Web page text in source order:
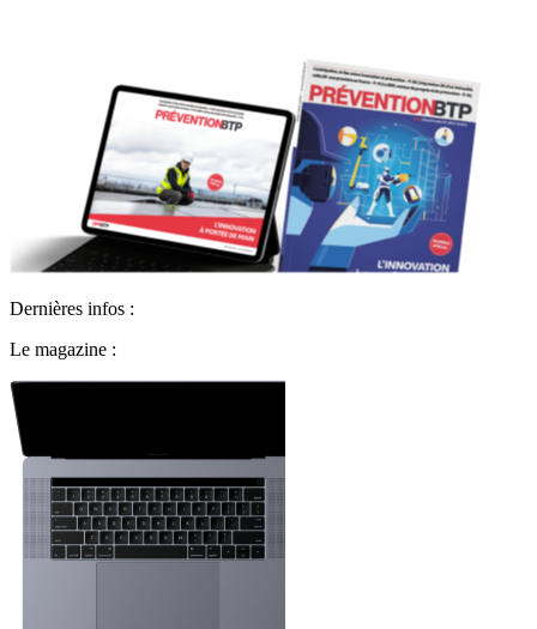
Dernières infos :
Le magazine :